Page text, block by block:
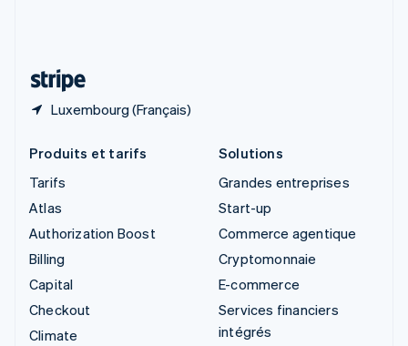
Luxembourg (Français)
Produits et tarifs
Tarifs
Atlas
Authorization Boost
Billing
Capital
Checkout
Climate
Solutions
Grandes entreprises
Start-up
Commerce agentique
Cryptomonnaie
E-commerce
Services financiers
intégrés